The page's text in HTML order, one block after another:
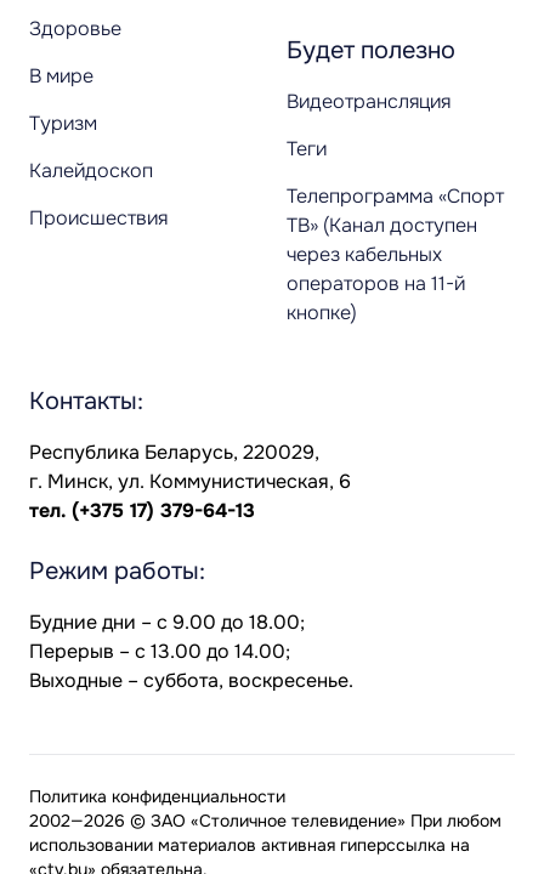
Здоровье
В мире
Туризм
Калейдоскоп
Происшествия
Будет полезно
Видеотрансляция
Теги
Телепрограмма «Спорт
ТВ» (Канал доступен
через кабельных
операторов на 11-й
кнопке)
Контакты:
Республика Беларусь, 220029,
г. Минск, ул. Коммунистическая, 6
тел. (+375 17) 379-64-13
Режим работы:
Будние дни – с 9.00 до 18.00;
Перерыв – с 13.00 до 14.00;
Выходные – суббота, воскресенье.
2002—2026 © ЗАО «Столичное телевидение» При любом
использовании материалов активная гиперссылка на
Политика конфиденциальности